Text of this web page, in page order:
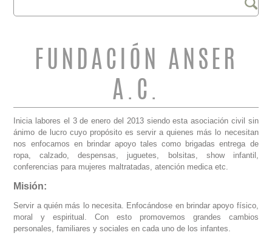
FORMULARIO DE
BÚSQUEDA
FUNDACIÓN ANSER
A.C.
Inicia labores el 3 de enero del 2013 siendo esta asociación civil sin
ánimo de lucro cuyo propósito es servir a quienes más lo necesitan
nos enfocamos en brindar apoyo tales como brigadas entrega de
ropa, calzado, despensas, juguetes, bolsitas, show infantil,
conferencias para mujeres maltratadas, atención medica etc.
Misión:
Servir a quién más lo necesita. Enfocándose en brindar apoyo físico,
moral y espiritual. Con esto promovemos grandes cambios
personales, familiares y sociales en cada uno de los infantes.